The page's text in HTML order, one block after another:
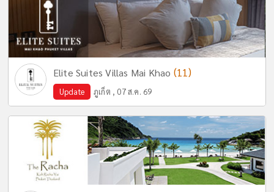
Elite Suites Villas Mai Khao (11)
Update ภูเก็ต , 07 ส.ค. 69